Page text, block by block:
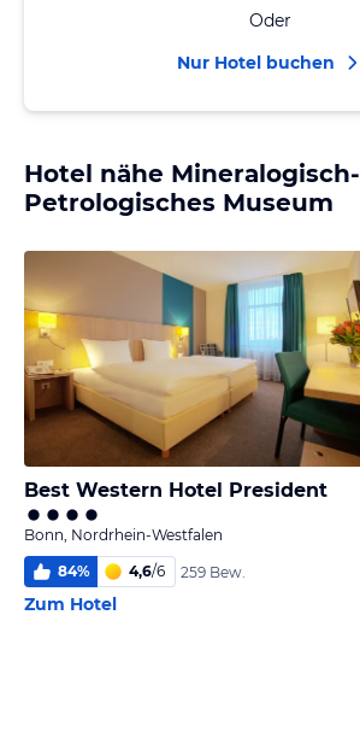
Oder
Nur Hotel buchen
Hotel nähe Mineralogisch-
Petrologisches Museum
Best Western Hotel President
Bonn, Nordrhein-Westfalen
84% 4,6/6 259 Bew.
Zum Hotel